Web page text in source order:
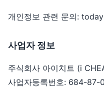
개인정보 관련 문의:
사업자 정보
주식회사 아이치트 (i
사업자등록번호: 684-87-